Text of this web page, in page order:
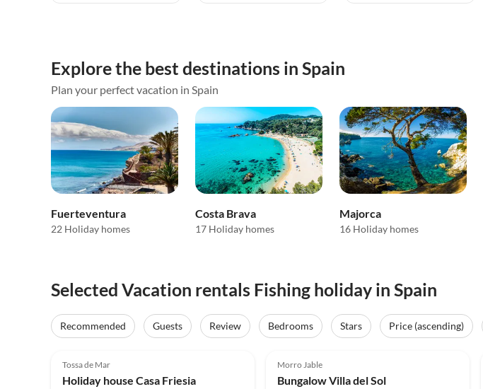
Explore the best destinations in Spain
Plan your perfect vacation in Spain
Fuerteventura
22 Holiday homes
Costa Brava
17 Holiday homes
Majorca
16 Holiday homes
Selected Vacation rentals Fishing holiday in Spain
Recommended Guests Review Bedrooms Stars Price (ascending)
Top-Listing
Tossa de Mar
Holiday house Casa Friesia
Top-Listing
Morro Jable
Bungalow Villa del Sol